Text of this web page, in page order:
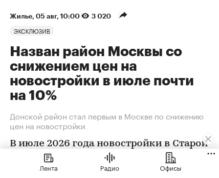
Жилье⁠, 05 авг, 10:00 3 020
ЭКСКЛЮЗИВ
Назван район Москвы со
снижением цен на
новостройки в июле почти
на 10%
Донской район стал первым в Москве по снижению
цен на новостройки
В июле 2026 года новостройки в Старой
Москве заметнее всего подешевели в
Донском районе
Лента Радио Офисы